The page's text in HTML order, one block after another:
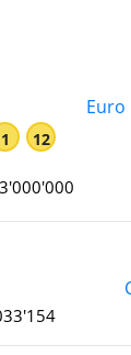
Euro
1 12